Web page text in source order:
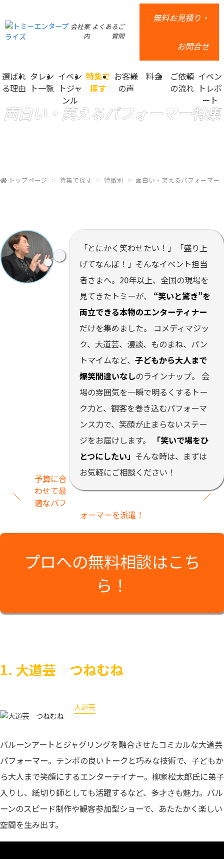
会社案
内
よくあるご
質問
無料お見積り・
お問合せ
選ばれ
る理由
タレン
ト一覧
イベン
トジャ
ンル
特集で
探す
お客様
の声
料金
ご依頼
の流れ
イベン
トレポ
ート
面白い・笑えるパフォーマー特集
トップページ 特集で探す 特徴別 面白い・笑えるパフォーマー
「とにかく笑わせたい！」「盛り上
げてなんぼ！」そんなイベント担当
者さまへ。20年以上、全国の現場を
見てきたトミーが、 “笑いと驚き”を
両立できる本物のエンターティナー
だけを集めました。 コメディマジッ
ク、大道芸、漫談、ものまね、パン
トマイムなど、 子どもから大人まで
爆笑間違いなしのラインナップ。 会
場の雰囲気を一瞬で明るくするトー
ク力と、観客を巻き込むパフォーマ
ンス力で、笑顔が止まらないステー
ジをお届けします。
「笑いで場をひ
とつにしたい」 そんな時は、まずは
お気軽にご相談ください！
予算に合
わせて最
適なパフ
ォーマーを派遣！
プロへの無料相談はこち
ら！
1. 大道芸 つねむね
大道芸
バルーンアートとジャグリングを融合させたコミカルな大道芸
パフォーマー。テンポの良いトークと巧みな技術で、子どもか
ら大人まで笑顔にするエンターテイナー。柳家松太郎氏に弟子
入りし、紙切り師としても活躍するなど、多才さも魅力。バル
ーンのスピード制作や観客参加型ショーで、あたたかく楽しい
空間を生み出す。